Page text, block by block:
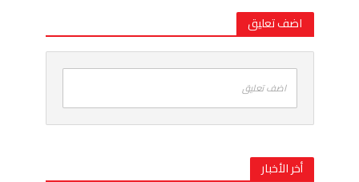
اضف تعليق
اضف تعليق
أخر الأخبار